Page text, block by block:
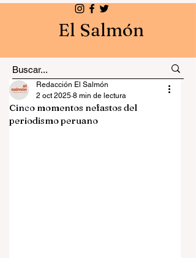
El Salmón
Cinco momentos nefastos del
periodismo peruano
Redacción El Salmón
2 oct 2025 8 min de lectura